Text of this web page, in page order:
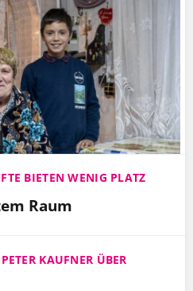
BIETEN WENIG PLATZ
Raum
KAUFNER ÜBER